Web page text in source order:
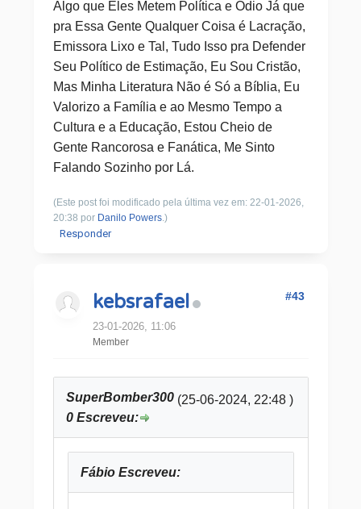
Algo que Eles Metem Política e Ódio Já que
pra Essa Gente Qualquer Coisa é Lacração,
Emissora Lixo e Tal, Tudo Isso pra Defender
Seu Político de Estimação, Eu Sou Cristão,
Mas Minha Literatura Não é Só a Bíblia, Eu
Valorizo a Família e ao Mesmo Tempo a
Cultura e a Educação, Estou Cheio de
Gente Rancorosa e Fanática, Me Sinto
Falando Sozinho por Lá.
(Este post foi modificado pela última vez em: 22-01-2026,
20:38 por Danilo Powers.)
Responder
kebsrafael
23-01-2026, 11:06
Member
#43
(25-06-2024, 22:48 )
SuperBomber300
0 Escreveu:
Fábio Escreveu: